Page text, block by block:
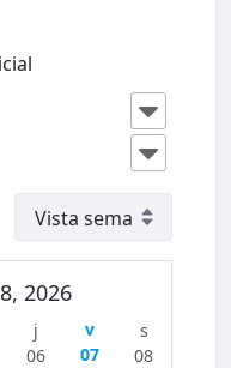
2026
06 07 08